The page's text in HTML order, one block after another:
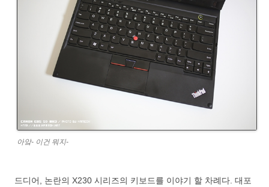
아앜- 이건 뭐지-
드디어, 논란의 X230 시리즈의 키보드를 이야기 할 차례다. 대포